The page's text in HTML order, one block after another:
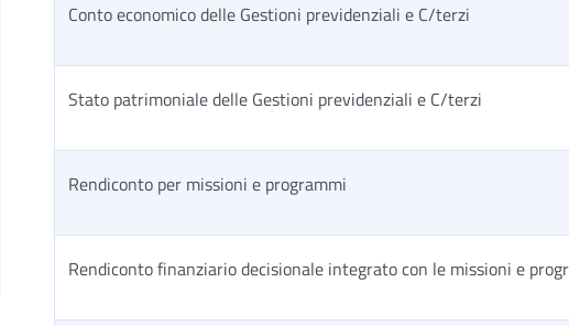
Conto economico delle Gestioni previdenziali e C/terzi
Stato patrimoniale delle Gestioni previdenziali e C/terzi
Rendiconto per missioni e programmi
Rendiconto finanziario decisionale integrato con le missioni e